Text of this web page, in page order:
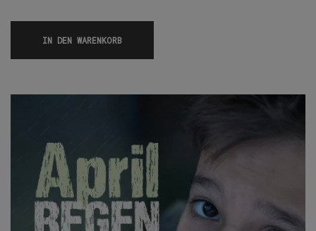
IN DEN WARENKORB